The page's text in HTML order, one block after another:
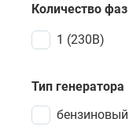
Количество фаз
1 (230В)
Тип генератора
бензиновый